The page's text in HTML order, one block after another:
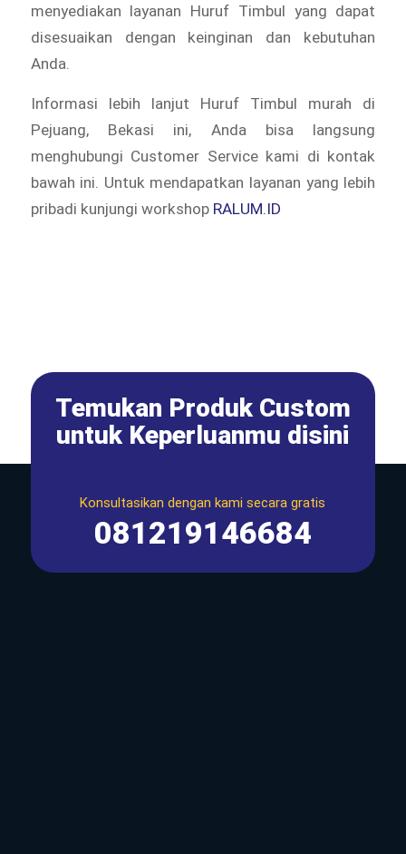
menyediakan layanan Huruf Timbul yang dapat
disesuaikan dengan keinginan dan kebutuhan
Anda.
Informasi lebih lanjut Huruf Timbul murah di
Pejuang, Bekasi ini, Anda bisa langsung
menghubungi Customer Service kami di kontak
bawah ini. Untuk mendapatkan layanan yang lebih
pribadi kunjungi workshop RALUM.ID
Temukan Produk Custom
untuk Keperluanmu disini
Konsultasikan dengan kami secara gratis
081219146684